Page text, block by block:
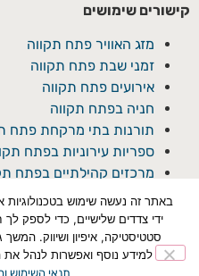
קישורים שימושים
מזג האוויר פתח תקווה
זמני שבת פתח תקווה
אירועים פתח תקווה
חניה בפתח תקווה
תורנות בתי מרקחת פתח
ספריות עירוניות בפתח
מרכזים קהילתיים בפתח
ידי צדדים שלישיים, כדי לספק לך
סטטיסטיקה, איפיון ושיווק.
למידע נוסף ואפשרות לנהל
תנאי השימוש